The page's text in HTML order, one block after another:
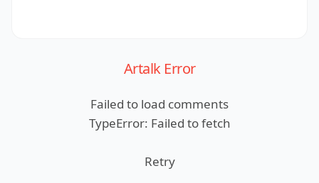
Artalk Error
Failed to load comments
TypeError: Failed to fetch
Retry